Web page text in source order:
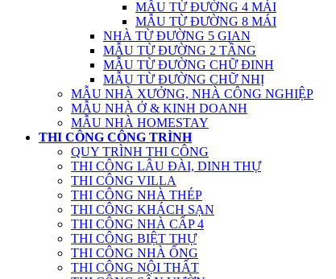
MẪU TỪ ĐƯỜNG 4 MÁI
MẪU TỪ ĐƯỜNG 8 MÁI
NHÀ TỪ ĐƯỜNG 5 GIAN
MẪU TỪ ĐƯỜNG 2 TẦNG
MẪU TỪ ĐƯỜNG CHỮ ĐINH
MẪU TỪ ĐƯỜNG CHỮ NHỊ
MẪU NHÀ XƯỞNG, NHÀ CÔNG NGHIỆP
MẪU NHÀ Ở & KINH DOANH
MẪU NHÀ HOMESTAY
THI CÔNG CÔNG TRÌNH
QUY TRÌNH THI CÔNG
THI CÔNG LÂU ĐÀI, DINH THỰ
THI CÔNG VILLA
THI CÔNG NHÀ THÉP
THI CÔNG KHÁCH SẠN
THI CÔNG NHÀ CẤP 4
THI CÔNG BIỆT THỰ
THI CÔNG NHÀ ỐNG
THI CÔNG NỘI THẤT